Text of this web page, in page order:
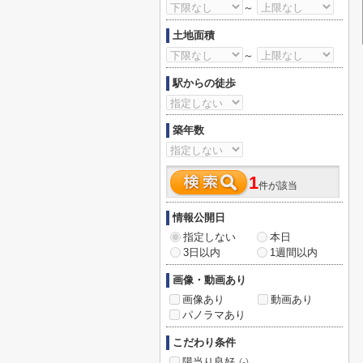
～
土地面積
～
駅からの徒歩
築年数
1件が該当
情報公開日
指定しない
本日
3日以内
1週間以内
画像・動画あり
画像あり
動画あり
パノラマあり
こだわり条件